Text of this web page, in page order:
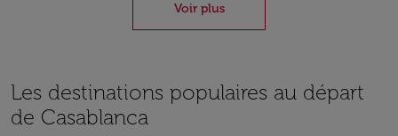
Voir plus
Les destinations populaires au départ
de Casablanca